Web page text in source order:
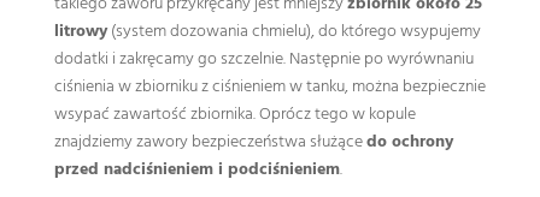
litrowy(system dozowania chmielu), do którego wsypujemy
dodatki i zakręcamy go szczelnie. Następnie po wyrównaniu
ciśnienia w zbiorniku z ciśnieniem w tanku, można bezpiecznie
wsypać zawartość zbiornika. Oprócz tego w kopule
znajdziemy zawory bezpieczeństwa służącedo ochrony
przed nadciśnieniem i podciśnieniem.